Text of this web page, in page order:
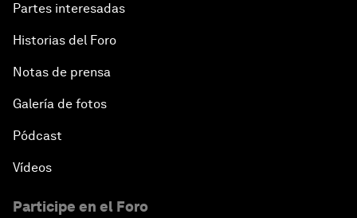
Partes interesadas
Historias del Foro
Notas de prensa
Galería de fotos
Pódcast
Vídeos
Participe en el Foro